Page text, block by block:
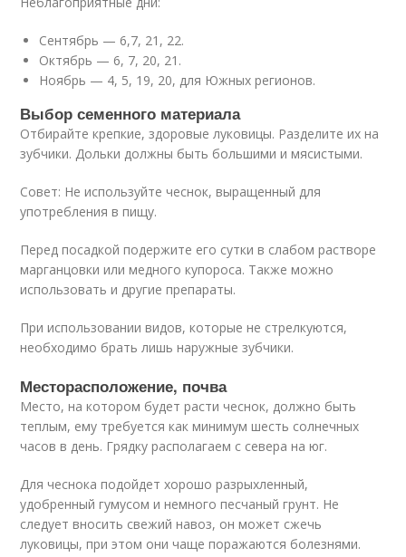
Сентябрь — 6,7, 21, 22.
Октябрь — 6, 7, 20, 21.
Ноябрь — 4, 5, 19, 20, для Южных регионов.
Выбор семенного материала
Отбирайте крепкие, здоровые луковицы. Разделите их на
зубчики. Дольки должны быть большими и мясистыми.
Совет: Не используйте чеснок, выращенный для
употребления в пищу.
Перед посадкой подержите его сутки в слабом растворе
марганцовки или медного купороса. Также можно
использовать и другие препараты.
При использовании видов, которые не стрелкуются,
необходимо брать лишь наружные зубчики.
Месторасположение, почва
Место, на котором будет расти чеснок, должно быть
теплым, ему требуется как минимум шесть солнечных
часов в день. Грядку располагаем с севера на юг.
Для чеснока подойдет хорошо разрыхленный,
удобренный гумусом и немного песчаный грунт. Не
следует вносить свежий навоз, он может сжечь
луковицы, при этом они чаще поражаются болезнями.